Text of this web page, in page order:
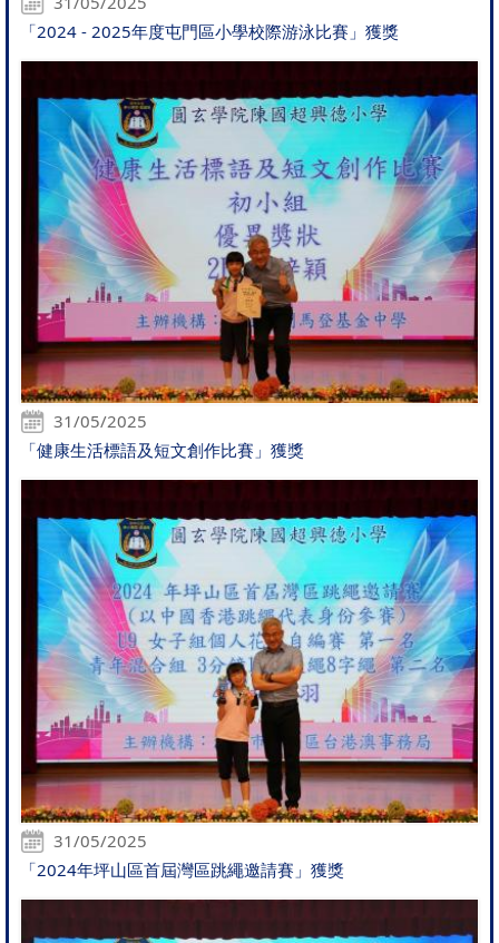
「2024 - 2025年度屯門區小學校際游泳比賽」獲獎
31/05/2025
「健康生活標語及短文創作比賽」獲獎
31/05/2025
「2024年坪山區首屆灣區跳繩邀請賽」獲獎